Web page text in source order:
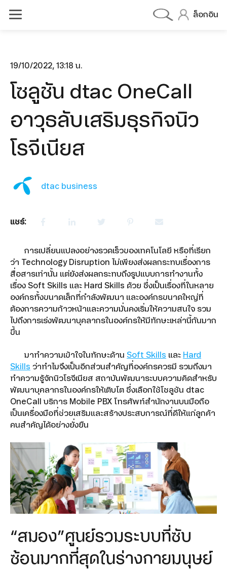
ล็อกอิน
dtac BIZ 5G MAX DATA
dtac BIZ 5G MAX VOICE
dtac BIZ 5G MAX DEVICE
Cloud PBX
dtac Mobile Security
Smart Connect
SMS Marketing
Location-based Messaging
Interactive Messaging
Multimedia Messaging
Workspace
Workspace for Education
365
5G FWA
True Gigatex Fiber
Business Fixed IP
19/10/2022, 13:18 น.
โซลูชัน dtac OneCall
อาวุธลับเสริมธุรกิจนิว
โรจีเนียส
dtac business
แชร์:
การเปลี่ยนแปลงอย่างรวดเร็วของเทคโนโลยี หรือที่เรียก
ว่า Technology Disruption ไม่เพียงส่งผลกระทบเรื่องการ
สื่อสารเท่านั้น แต่ยังส่งผลกระทบถึงรูปแบบการทำงานทั้ง
เรื่อง Soft Skills และ Hard Skills ด้วย ซึ่งเป็นเรื่องที่ในหลาย
องค์กรทั้งขนาดเล็กที่กำลังพัฒนา และองค์กรขนาดใหญ่ที่
ต้องการความก้าวหน้าและความมั่นคงเริ่มให้ความสนใจ รวม
ไปถึงการเร่งพัฒนาบุคลากรในองค์กรให้มีทักษะเหล่านี้กันมาก
ขึ้น
มาทำความเข้าใจในทักษะด้าน Soft Skills และ Hard
Skills ว่าทำไมจึงเป็นอีกส่วนสำคัญที่องค์กรควรมี รวมถึงมา
ทำความรู้จักนิวโรจีเนียส สถาบันพัฒนาระบบความคิดสำหรับ
พัฒนาบุคลากรในองค์กรให้เติบโต ซึ่งเลือกใช้โซลูชัน dtac
OneCall บริการ Mobile PBX โทรศัพท์สำนักงานบนมือถือ
เป็นเครื่องมือที่ช่วยเสริมและสร้างประสบการณ์ที่ดีให้แก่ลูกค้า
คนสำคัญได้อย่างยั่งยืน
“สมอง”ศูนย์รวมระบบที่ซับ
ซ้อนมากที่สุดในร่างกายมนุษย์